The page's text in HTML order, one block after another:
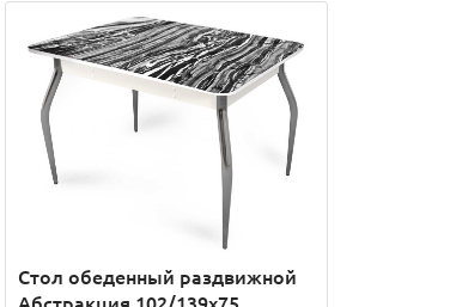
Стол обеденный раздвижной